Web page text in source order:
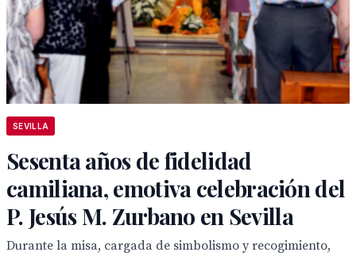
SEVILLA
Sesenta años de fidelidad
camiliana, emotiva celebración del
P. Jesús M. Zurbano en Sevilla
Durante la misa, cargada de simbolismo y recogimiento,